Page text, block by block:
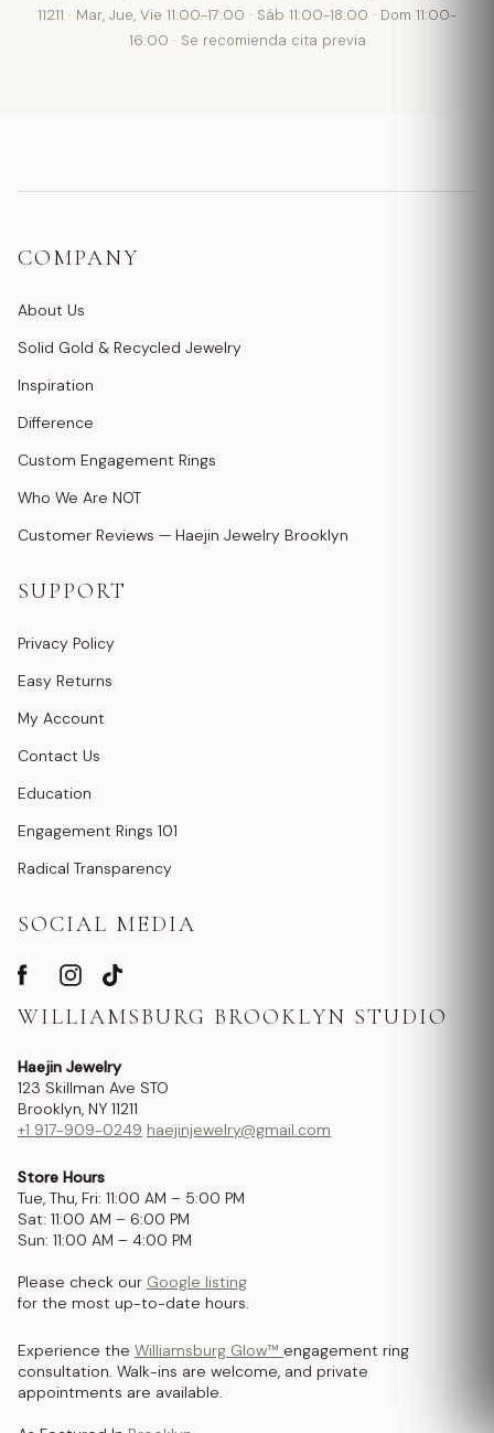
11211 · Mar, Jue, Vie 11:00-17:00 · Sáb 11:00-18:00 · Dom 11:00-
16:00 · Se recomienda cita previa
COMPANY
About Us
Solid Gold & Recycled Jewelry
Inspiration
Difference
Custom Engagement Rings
Who We Are NOT
Customer Reviews — Haejin Jewelry Brooklyn
SUPPORT
Privacy Policy
Easy Returns
My Account
Contact Us
Education
Engagement Rings 101
Radical Transparency
SOCIAL MEDIA
WILLIAMSBURG BROOKLYN STUDIO
Haejin Jewelry
123 Skillman Ave STO
Brooklyn, NY 11211
+1 917-909-0249 haejinjewelry@gmail.com
Store Hours
Tue, Thu, Fri: 11:00 AM – 5:00 PM
Sat: 11:00 AM – 6:00 PM
Sun: 11:00 AM – 4:00 PM
Please check our Google listing
for the most up-to-date hours.
Experience the Williamsburg Glow™ engagement ring
consultation. Walk-ins are welcome, and private
appointments are available.